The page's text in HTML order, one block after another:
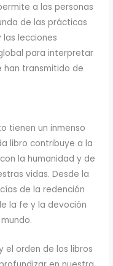
a las personas
de las prácticas
lecciones
para interpretar
han transmitido de
tienen un inmenso
libro contribuye a la
la humanidad y de
vidas. Desde la
de la redención
la fe y la devoción
el orden de los libros